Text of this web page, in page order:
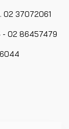
02 37072061
- 02 86457479